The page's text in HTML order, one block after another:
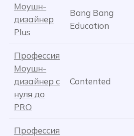
Моушн-
дизайнер
Plus
Bang Bang
Education
Профессия
Моушн-
дизайнер c
нуля до
PRO
Contented
Профессия